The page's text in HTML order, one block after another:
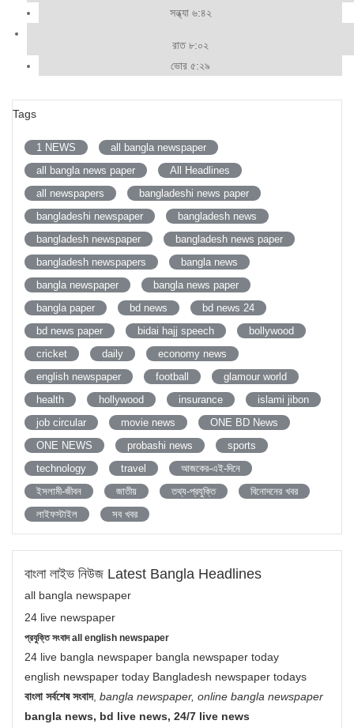
সন্ধ্যা ৬:৪২
রাত ৮:০২
ভোর ৫:২৯
Tags
1 NEWS
all bangla newspaper
all bangla news paper
All Headlines
all newspapers
bangladeshi news paper
bangladeshi newspaper
bangladesh news
bangladesh newspaper
bangladesh news paper
bangladesh newspapers
bangla news
bangla newspaper
bangla news paper
bangla paper
bd news
bd news 24
bd news paper
bidai hajj speech
bollywood
cricket
daily
economy news
english newspaper
football
glamour world
health
hollywood insurance
islami jibon
job circular
movie news
ONE BD News
ONE NEWS
probashi news
sports
technology
travel
আজকের-এই-দিনে
ইসলামী-জীবন
জাতীয় তথ্য-প্রযুক্তি
বিনোদনের খবর
লাইফস্টাইল
সব খবর
বাংলা লাইভ নিউজ Latest Bangla Headlines
all bangla newspaper
24 live newspaper
প্রযুক্তি সংবাদ all english newspaper
24 live bangla newspaper bangla newspaper today
english newspaper today Bangladesh newspaper todays
বাংলা সর্বশেষ সংবাদ, bangla newspaper, online bangla newspaper
bangla news, bd live news, 24/7 live news